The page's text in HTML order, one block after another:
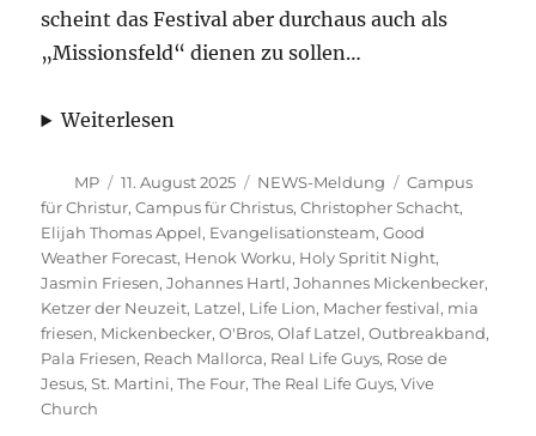
scheint das Festival aber durchaus auch als
„Missionsfeld“ dienen zu sollen…
Weiterlesen
Autor
MP
Veröffentlicht
am
11. August 2025 Kategorien
NEWS-Meldung Schlagwörter
Campus
für Christur,Campus für Christus,Christopher Schacht,
Elijah Thomas Appel, Evangelisationsteam,Good
Weather Forecast, Henok Worku, Holy Spritit Night,
Jasmin Friesen,Johannes Hartl,Johannes Mickenbecker,
Ketzer der Neuzeit, Latzel, Life Lion, Macher festival, mia
friesen, Mickenbecker,O'Bros,Olaf Latzel,Outbreakband,
Pala Friesen, Reach Mallorca, Real Life Guys, Rose de
Jesus,St. Martini,The Four,The Real Life Guys,Vive
Church